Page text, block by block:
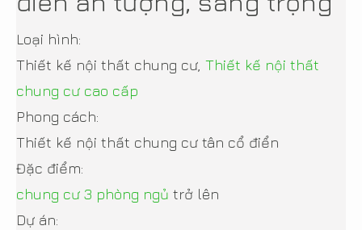
Loại hình:
Thiết kế nội thất chung cư, Thiết kế nội thất
chung cư cao cấp
Phong cách:
Thiết kế nội thất chung cư tân cổ điển
Đặc điểm:
chung cư 3 phòng ngủ trở lên
Dự án: